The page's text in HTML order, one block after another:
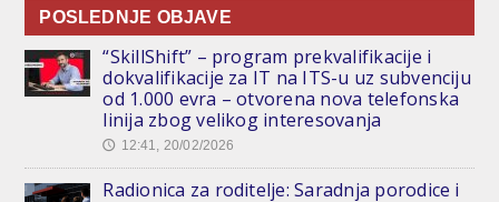
POSLEDNJE OBJAVE
“SkillShift” – program prekvalifikacije i
dokvalifikacije za IT na ITS-u uz subvenciju
od 1.000 evra – otvorena nova telefonska
linija zbog velikog interesovanja
🕔 12:41, 20/02/2026
Radionica za roditelje: Saradnja porodice i